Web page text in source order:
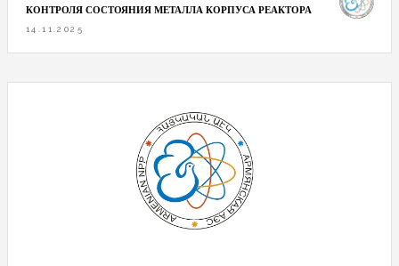
КОНТРОЛЯ СОСТОЯНИЯ МЕТАЛЛА КОРПУСА РЕАКТОРА
14.11.2025